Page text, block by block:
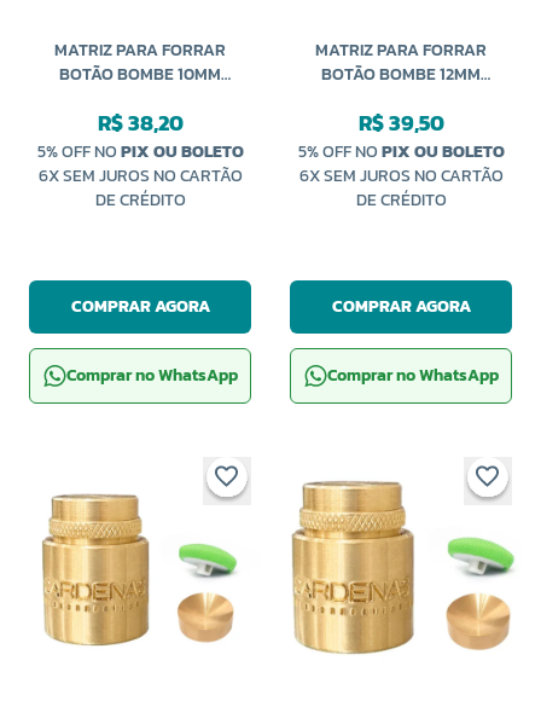
MATRIZ PARA FORRAR
BOTÃO BOMBE 10MM
R$ 38,20
5% OFF NOPIX OU BOLETO
6X SEM JUROS NO CARTÃO
DE CRÉDITO
COMPRAR AGORA
Comprar no WhatsApp
MATRIZ PARA FORRAR
BOTÃO BOMBE 12MM
R$ 39,50
5% OFF NOPIX OU BOLETO
6X SEM JUROS NO CARTÃO
DE CRÉDITO
COMPRAR AGORA
Comprar no WhatsApp